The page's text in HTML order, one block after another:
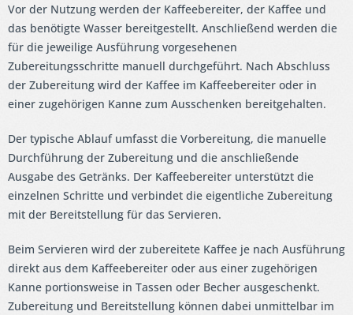
Vor der Nutzung werden der Kaffeebereiter, der Kaffee und
das benötigte Wasser bereitgestellt. Anschließend werden die
für die jeweilige Ausführung vorgesehenen
Zubereitungsschritte manuell durchgeführt. Nach Abschluss
der Zubereitung wird der Kaffee im Kaffeebereiter oder in
einer zugehörigen Kanne zum Ausschenken bereitgehalten.
Der typische Ablauf umfasst die Vorbereitung, die manuelle
Durchführung der Zubereitung und die anschließende
Ausgabe des Getränks. Der Kaffeebereiter unterstützt die
einzelnen Schritte und verbindet die eigentliche Zubereitung
mit der Bereitstellung für das Servieren.
Beim Servieren wird der zubereitete Kaffee je nach Ausführung
direkt aus dem Kaffeebereiter oder aus einer zugehörigen
Kanne portionsweise in Tassen oder Becher ausgeschenkt.
Zubereitung und Bereitstellung können dabei unmittelbar im